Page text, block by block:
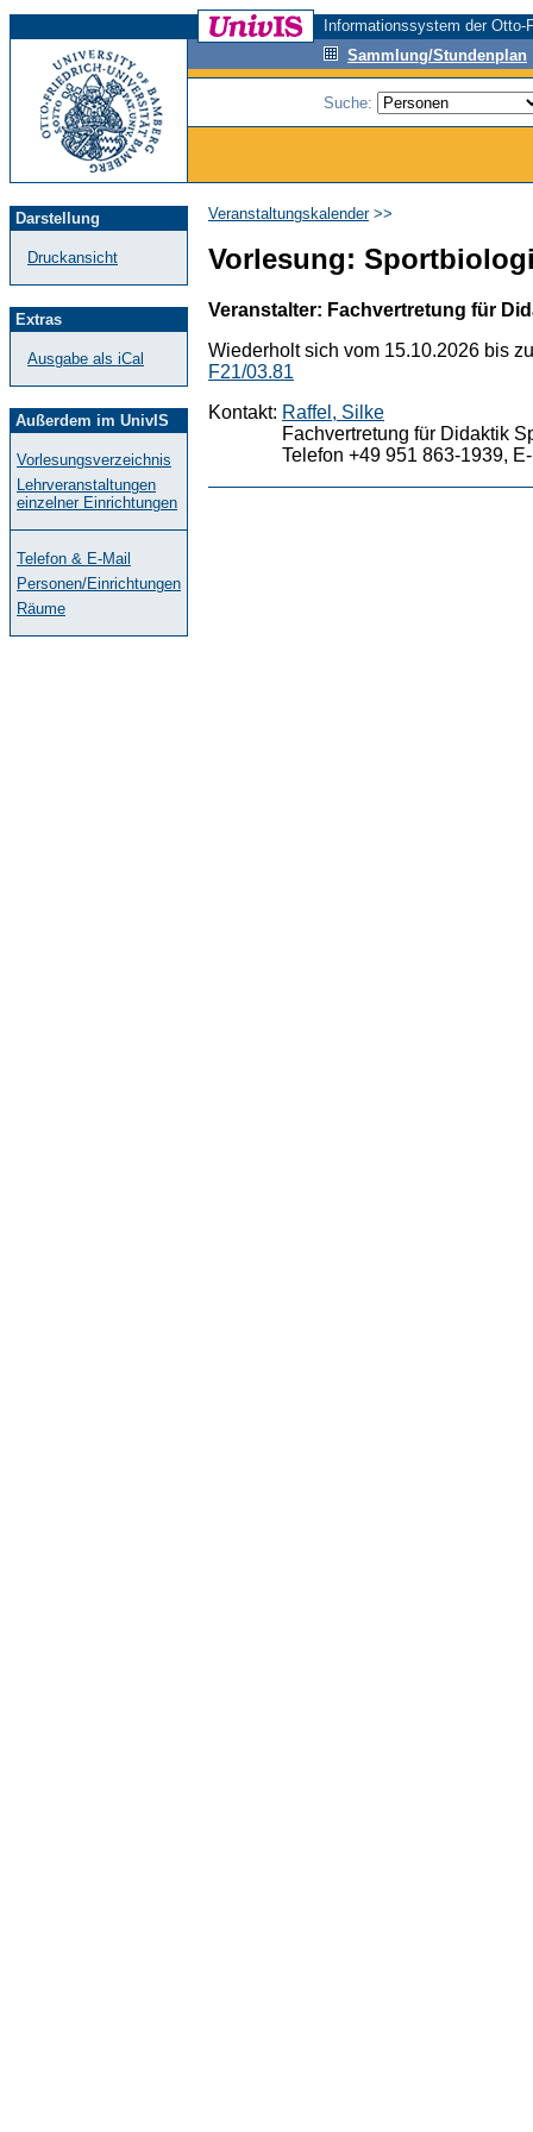
Informationssystem der
Sammlung/Stundenplan
Suche:
Darstellung
Druckansicht
Extras
Ausgabe als iCal
Außerdem im UnivIS
Vorlesungsverzeichnis
Lehrveranstaltungen
einzelner Einrichtungen
Telefon & E-Mail
Personen/Einrichtungen
Räume
Veranstaltungskalender>>
Vorlesung:
Veranstalter: Fachvertretung für
Wiederholt sich vom 15.10.2026 bis
F21/03.81
Kontakt: Raffel, Silke
Fachvertretung für Didaktik
Telefon +49 951 863-1939,